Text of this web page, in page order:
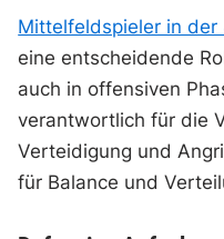
Mittelfeldspieler in der
eine entscheidende
auch in offensiven
verantwortlich für die
Verteidigung und
für Balance und